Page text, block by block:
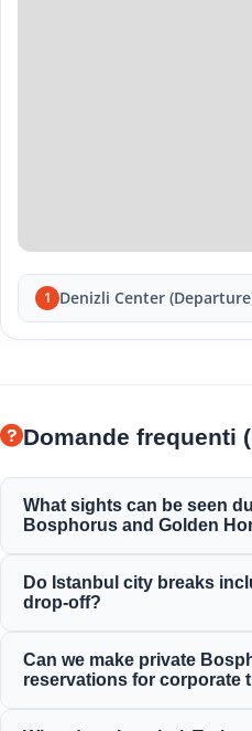
1 Denizli Center
Domande frequenti
What sights can be seen
Bosphorus and Golden
Bosphorus Bridge,
Rumeli Fortress, and elegant
Do Istanbul city breaks
drop-off?
centrally located hotels in
surrounding areas.
Can we make private
reservations for corporate